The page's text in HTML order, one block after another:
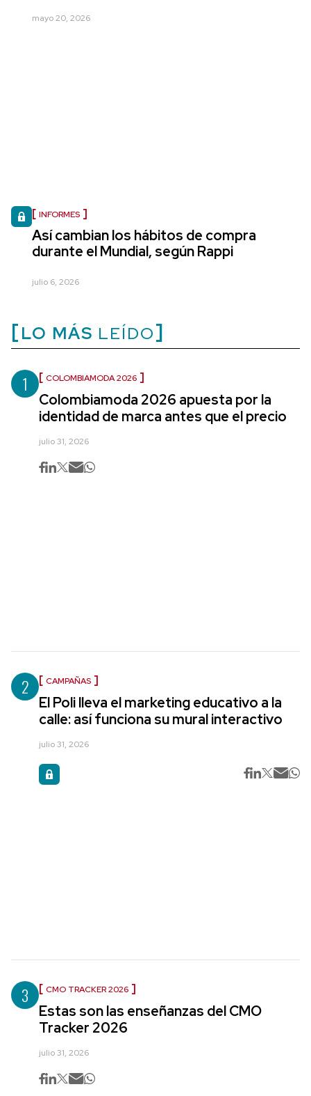
mayo 20, 2026
INFORMES
Así cambian los hábitos de compra
durante el Mundial, según Rappi
julio 6, 2026
LO MÁS LEÍDO
1 COLOMBIAMODA 2026
Colombiamoda 2026 apuesta por la
identidad de marca antes que el precio
julio 31, 2026
2 CAMPAÑAS
El Poli lleva el marketing educativo a la
calle: así funciona su mural interactivo
julio 31, 2026
3 CMO TRACKER 2026
Estas son las enseñanzas del CMO
Tracker 2026
julio 31, 2026